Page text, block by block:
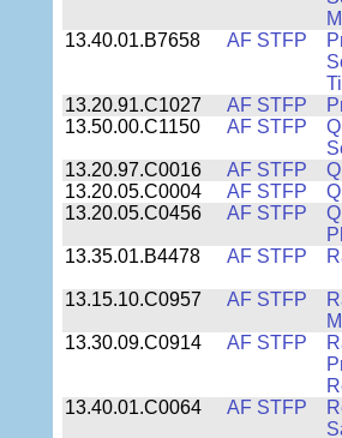
13.40.01.B7658
AF STFP
13.20.91.C1027
AF STFP
13.50.00.C1150
AF STFP
13.20.97.C0016
AF STFP
13.20.05.C0004
AF STFP
13.20.05.C0456
AF STFP
13.35.01.B4478
AF STFP
13.15.10.C0957 AF STFP
13.30.09.C0914
AF STFP
13.40.01.C0064
AF STFP